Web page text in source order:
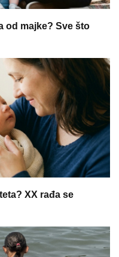
od majke? Sve što
XX rađa se